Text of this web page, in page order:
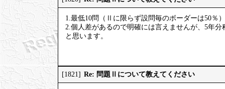
1.最低10問（Ⅱに限らず設問毎のボーダーは50％
2.個人差があるので明確には言えませんが、5年
と思います。
[1821] Re: 問題Ⅱについて教えてください